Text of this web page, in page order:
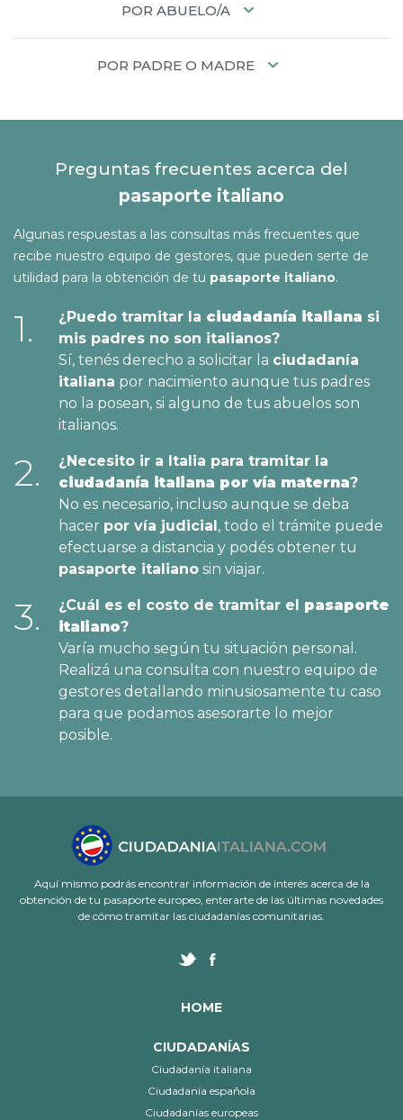
POR ABUELO/A
POR PADRE O MADRE
Preguntas frecuentes acerca del
pasaporte italiano
Algunas respuestas a las consultas más frecuentes que
recibe nuestro equipo de gestores, que pueden serte de
utilidad para la obtención de tu pasaporte italiano.
1. ¿Puedo tramitar la ciudadanía italiana si
mis padres no son italianos?
Sí, tenés derecho a solicitar la ciudadanía
italiana por nacimiento aunque tus padres
no la posean, si alguno de tus abuelos son
italianos.
2.
¿Necesito ir a Italia para tramitar la
ciudadanía italiana por vía materna?
No es necesario, incluso aunque se deba
hacer por vía judicial, todo el trámite puede
efectuarse a distancia y podés obtener tu
pasaporte italiano sin viajar.
3. ¿Cuál es el costo de tramitar el pasaporte
italiano?
Varía mucho según tu situación personal.
Realizá una consulta con nuestro equipo de
gestores detallando minusiosamente tu caso
para que podamos asesorarte lo mejor
posible.
Aquí mismo podrás encontrar información de interés acerca de la
obtención de tu pasaporte europeo, enterarte de las últimas novedades
de cómo tramitar las ciudadanías comunitarias.
HOME
CIUDADANÍAS
Ciudadanía italiana
Ciudadanía española
Ciudadanías europeas